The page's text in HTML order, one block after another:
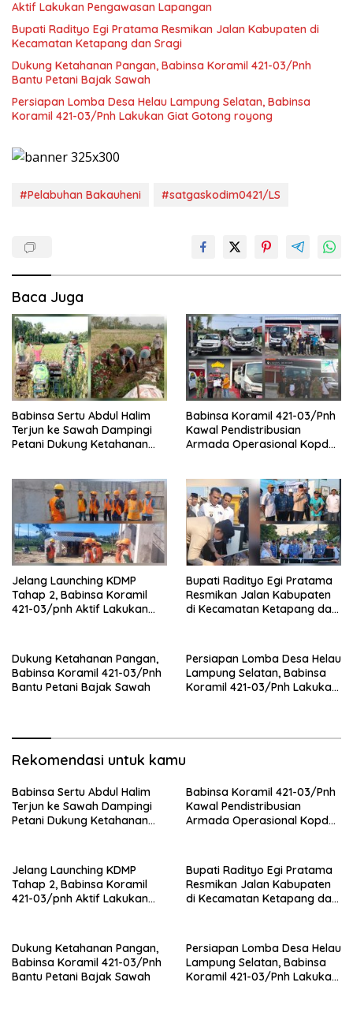
Aktif Lakukan Pengawasan Lapangan
Bupati Radityo Egi Pratama Resmikan Jalan Kabupaten di
Kecamatan Ketapang dan Sragi
Dukung Ketahanan Pangan, Babinsa Koramil 421-03/Pnh
Bantu Petani Bajak Sawah
Persiapan Lomba Desa Helau Lampung Selatan, Babinsa
Koramil 421-03/Pnh Lakukan Giat Gotong royong
#Pelabuhan Bakauheni #satgaskodim0421/LS
Baca Juga
Babinsa Sertu Abdul Halim
Terjun ke Sawah Dampingi
Petani Dukung Ketahanan
Babinsa Koramil 421-03/Pnh
Kawal Pendistribusian
Armada Operasional Kopdes
Jelang Launching KDMP
Tahap 2, Babinsa Koramil
421-03/pnh Aktif Lakukan
Bupati Radityo Egi Pratama
Resmikan Jalan Kabupaten
di Kecamatan Ketapang dan
Dukung Ketahanan Pangan,
Babinsa Koramil 421-03/Pnh
Bantu Petani Bajak Sawah
Persiapan Lomba Desa Helau
Lampung Selatan, Babinsa
Koramil 421-03/Pnh Lakukan
Rekomendasi untuk kamu
Babinsa Sertu Abdul Halim
Terjun ke Sawah Dampingi
Petani Dukung Ketahanan
Babinsa Koramil 421-03/Pnh
Kawal Pendistribusian
Armada Operasional Kopdes
Jelang Launching KDMP
Tahap 2, Babinsa Koramil
421-03/pnh Aktif Lakukan
Bupati Radityo Egi Pratama
Resmikan Jalan Kabupaten
di Kecamatan Ketapang dan
Dukung Ketahanan Pangan,
Babinsa Koramil 421-03/Pnh
Bantu Petani Bajak Sawah
Persiapan Lomba Desa Helau
Lampung Selatan, Babinsa
Koramil 421-03/Pnh Lakukan